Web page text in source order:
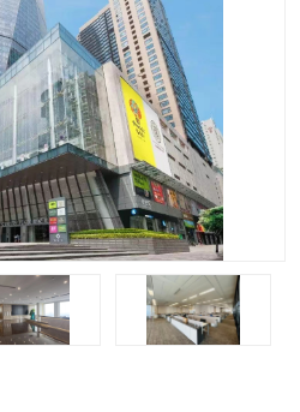
宝安中心区
福田车公庙
南山南油
罗湖区
西乡
石岩